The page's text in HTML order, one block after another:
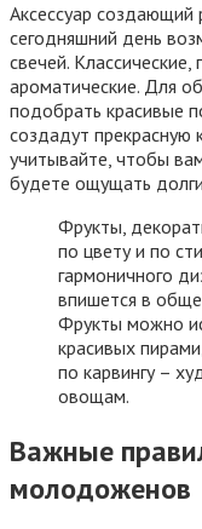
Аксессуар
сегодняшний день
свечей.
ароматические. Для
подобрать красивые
создадут прекрасную
учитывайте, чтобы
будете ощущать
Фрукты,
по цвету и по
гармоничного
впишется в
Фрукты можно
красивых
по карвингу –
овощам.
Важные
молодоженов